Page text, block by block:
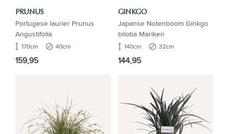
PRUNUS
Portugese laurier Prunus
Angustifolia
170cm 40cm
159,95
GINKGO
Japanse Notenboom Ginkgo
biloba Mariken
140cm 32cm
144,95